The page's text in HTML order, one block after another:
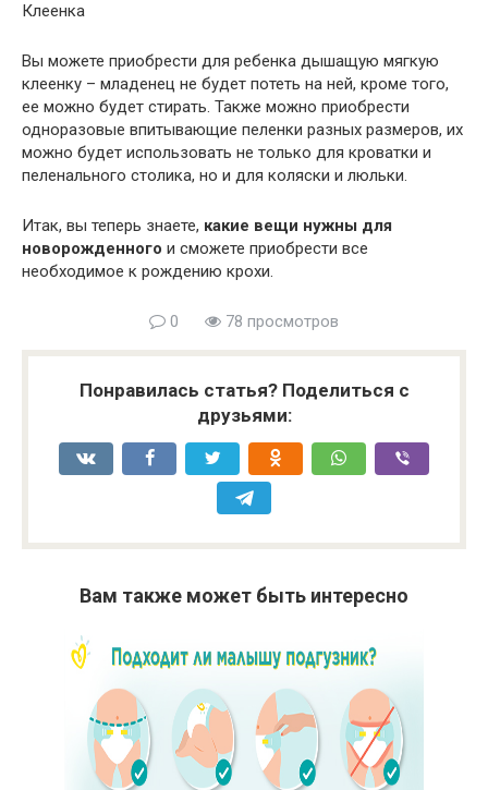
Клеенка
Вы можете приобрести для ребенка дышащую мягкую
клеенку – младенец не будет потеть на ней, кроме того,
ее можно будет стирать. Также можно приобрести
одноразовые впитывающие пеленки разных размеров, их
можно будет использовать не только для кроватки и
пеленального столика, но и для коляски и люльки.
Итак, вы теперь знаете, какие вещи нужны для
новорожденного и сможете приобрести все
необходимое к рождению крохи.
0 78 просмотров
Понравилась статья? Поделиться с
друзьями:
Вам также может быть интересно